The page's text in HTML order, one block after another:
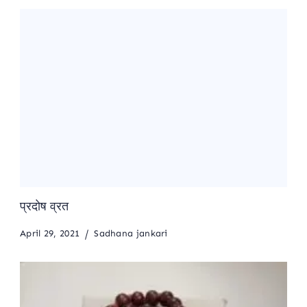
प्रदोष व्रत
April 29, 2021 Sadhana jankari